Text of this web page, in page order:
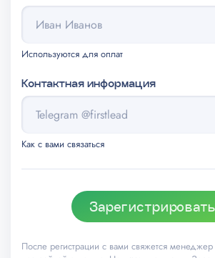
Используются для оплат
Контактная информация
Как с вами связаться
После регистрации с вами свяжется